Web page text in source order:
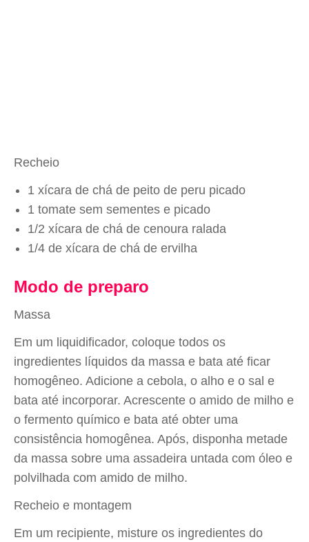
Recheio
1 xícara de chá de peito de peru picado
1 tomate sem sementes e picado
1/2 xícara de chá de cenoura ralada
1/4 de xícara de chá de ervilha
Modo de preparo
Massa
Em um liquidificador, coloque todos os
ingredientes líquidos da massa e bata até ficar
homogêneo. Adicione a cebola, o alho e o sal e
bata até incorporar. Acrescente o amido de milho e
o fermento químico e bata até obter uma
consistência homogênea. Após, disponha metade
da massa sobre uma assadeira untada com óleo e
polvilhada com amido de milho.
Recheio e montagem
Em um recipiente, misture os ingredientes do